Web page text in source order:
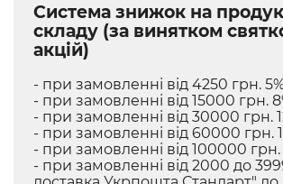
Система знижок на
складу (за винятком
акцій)
- при замовленні від 4250 грн.
- при замовленні від 15000 грн.
- при замовленні від 30000 грн.
- при замовленні від 60000 грн.
- при замовленні від 100000 грн.
- при замовленні від 2000 до